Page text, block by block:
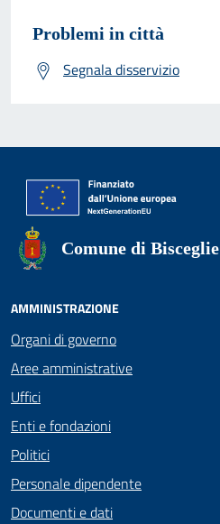
Problemi in città
Segnala disservizio
Comune di Bisceglie
AMMINISTRAZIONE
Organi di governo
Aree amministrative
Uffici
Enti e fondazioni
Politici
Personale dipendente
Documenti e dati